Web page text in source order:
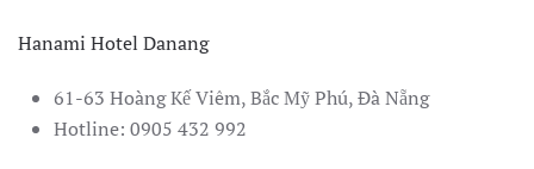
Hanami Hotel Danang
61-63 Hoàng Kế Viêm, Bắc Mỹ Phú, Đà Nẵng
Hotline: 0905 432 992